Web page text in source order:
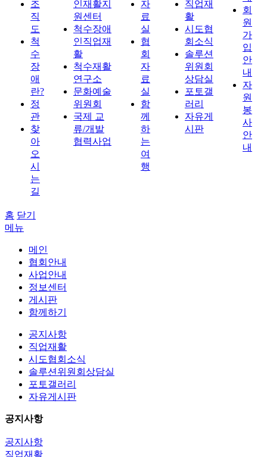
조
직
도
척
수
장
애
란?
정
관
찾
아
오
시
는
길
인재활지
원센터
척수장애
인직업재
활
척수재활
연구소
문화예술
위원회
국제 교
류/개발
협력사업
자
료
실
협
회
자
료
실
함
께
하
는
여
행
직업재
활
시도협
회소식
솔루션
위원회
상담실
포토갤
러리
자유게
시판
회
원
가
입
안
내
자
원
봉
사
안
내
홈 닫기
메뉴
메인
협회안내
사업안내
정보센터
게시판
함께하기
공지사항
직업재활
시도협회소식
솔루션위원회상담실
포토갤러리
자유게시판
공지사항
공지사항
직업재활